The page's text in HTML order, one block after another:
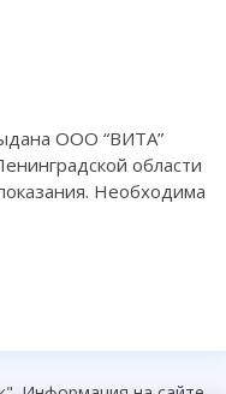
ООО “ВИТА”
области
Необходима